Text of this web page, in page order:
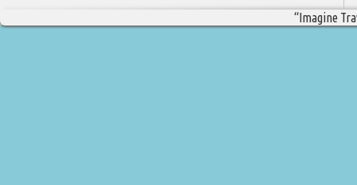
“Imagine